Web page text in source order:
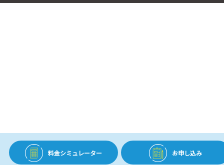
料金シミュレーター お申し込み